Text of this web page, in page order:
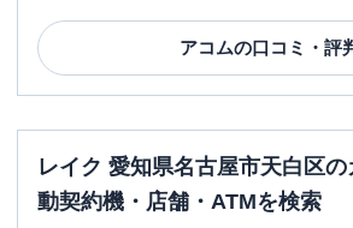
アコムの口コミ・評
レイク 愛知県名古屋市天白区
動契約機・店舗・ATMを検索